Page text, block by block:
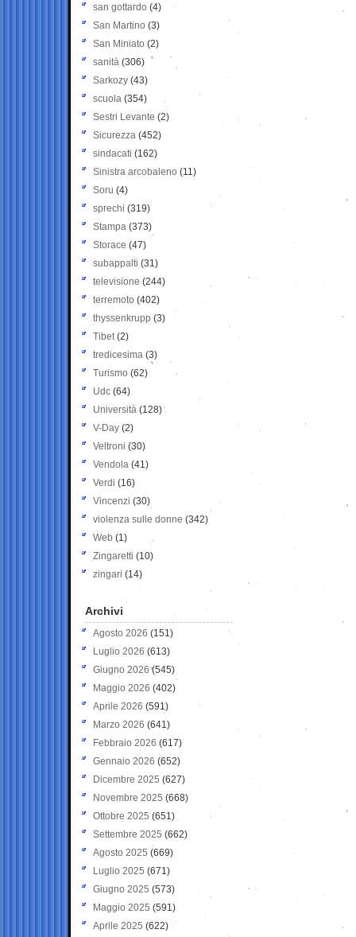
san gottardo (4)
San Martino (3)
San Miniato (2)
sanità (306)
Sarkozy (43)
scuola (354)
Sestri Levante (2)
Sicurezza (452)
sindacati (162)
Sinistra arcobaleno (11)
Soru (4)
sprechi (319)
Stampa (373)
Storace (47)
subappalti (31)
televisione(244)
terremoto (402)
thyssenkrupp (3)
Tibet(2)
tredicesima (3)
Turismo (62)
Udc (64)
Università (128)
V-Day (2)
Veltroni (30)
Vendola (41)
Verdi (16)
Vincenzi (30)
violenza sulle donne (342)
Web (1)
Zingaretti (10)
zingari (14)
Archivi
Agosto 2026 (151)
Luglio 2026 (613)
Giugno 2026 (545)
Maggio 2026 (402)
Aprile 2026 (591)
Marzo 2026 (641)
Febbraio 2026 (617)
Gennaio 2026 (652)
Dicembre 2025 (627)
Novembre 2025 (668)
Ottobre 2025 (651)
Settembre 2025 (662)
Agosto 2025 (669)
Luglio 2025 (671)
Giugno 2025 (573)
Maggio 2025 (591)
Aprile 2025 (622)